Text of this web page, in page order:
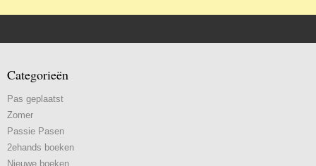
Categorieën
Pas geplaatst
Zomer
Passie Pasen
2ehands boeken
Nieuwe boeken